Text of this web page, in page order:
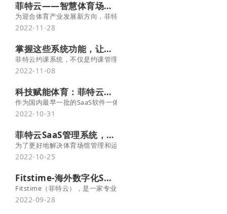
菲特云——智慧体育场馆“互联网+”解决方案服务商
为迎合体育产业发展新方向，菲特云推出一站式智慧体育馆解决方案
2022-11-28
掌握这些系统功能，让你的活动燃爆双十一！-菲特云
菲特云约课系统，不仅是约课管理，更重要的是从多维度提升场馆盈
2022-11-08
科技赋能体育：菲特云打造智慧体育场馆新标杆
作为国内最早一批的SaaS软件一体化服务平台，北京菲特云集多年
2022-10-31
菲特云SaaS管理系统，助力体育场馆智慧化升级
为了更好地解决体育场馆管理和运营难题，菲特云推出智能体育场馆
2022-10-25
Fitstime-海外数字化SAAS管理软件
Fitstime（菲特云），是一家专业的SaaS技术研发与应用公司，专
2022-09-28